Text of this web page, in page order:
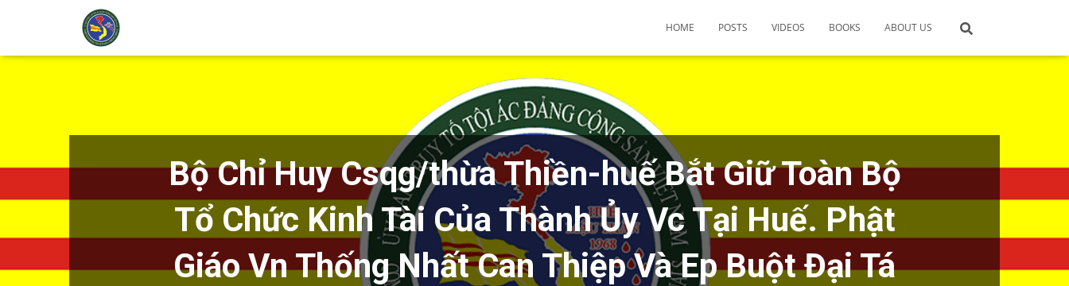
HOME POSTS VIDEOS BOOKS ABOUT US
Bộ Chỉ Huy Csqg/thừa Thiền-huế Bắt Giữ Toàn Bộ
Tổ Chức Kinh Tài Của Thành Ủy Vc Tại Huế. Phật
Giáo Vn Thống Nhất Can Thiệp Và Ep Buột Đại Tá